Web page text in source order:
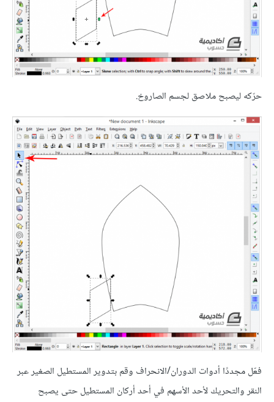
حرّكه ليصبح ملاصق لجسم الصاروخ.
فعّل مجددًا أدوات الدوران/الانحراف وقم بتدوير المستطيل الصغير عبر
النقر والتحريك لأحد الأسهم في أحد أركان المستطيل حتى يصبح